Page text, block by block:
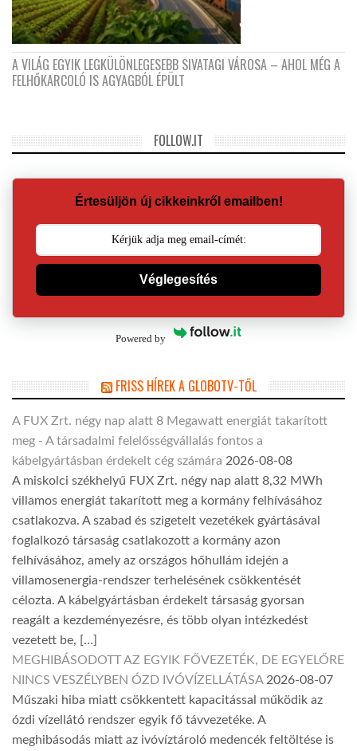
A VILÁG EGYIK LEGKÜLÖNLEGESEBB SIVATAGI VÁROSA – AHOL MÉG A
FELHŐKARCOLÓ IS AGYAGBÓL ÉPÜLT
FOLLOW.IT
Értesüljön új cikkeinkről emailben!
Véglegesítés
Powered by
FRISS HÍREK A GLOBOTV-TŐL
A FUX Zrt. négy nap alatt 8 Megawatt energiát takarított
meg - A társadalmi felelősségvállalás fontos a
kábelgyártásban érdekelt cég számára 2026-08-08
A miskolci székhelyű FUX Zrt. négy nap alatt 8,32 MWh
villamos energiát takarított meg a kormány felhívásához
csatlakozva. A szabad és szigetelt vezetékek gyártásával
foglalkozó társaság csatlakozott a kormány azon
felhívásához, amely az országos hőhullám idején a
villamosenergia-rendszer terhelésének csökkentését
célozta. A kábelgyártásban érdekelt társaság gyorsan
reagált a kezdeményezésre, és több olyan intézkedést
vezetett be, […]
MEGHIBÁSODOTT AZ EGYIK FŐVEZETÉK, DE EGYELŐRE
NINCS VESZÉLYBEN ÓZD IVÓVÍZELLÁTÁSA 2026-08-07
Műszaki hiba miatt csökkentett kapacitással működik az
ózdi vízellátó rendszer egyik fő távvezetéke. A
meghibásodás miatt az ivóvíztároló medencék feltöltése is